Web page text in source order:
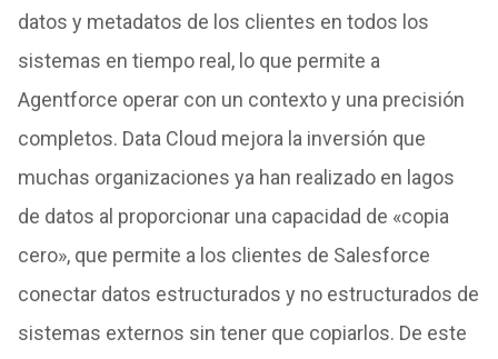
datos y metadatos de los clientes en todos los
sistemas en tiempo real, lo que permite a
Agentforce operar con un contexto y una precisión
completos. Data Cloud mejora la inversión que
muchas organizaciones ya han realizado en lagos
de datos al proporcionar una capacidad de «copia
cero», que permite a los clientes de Salesforce
conectar datos estructurados y no estructurados de
sistemas externos sin tener que copiarlos. De este